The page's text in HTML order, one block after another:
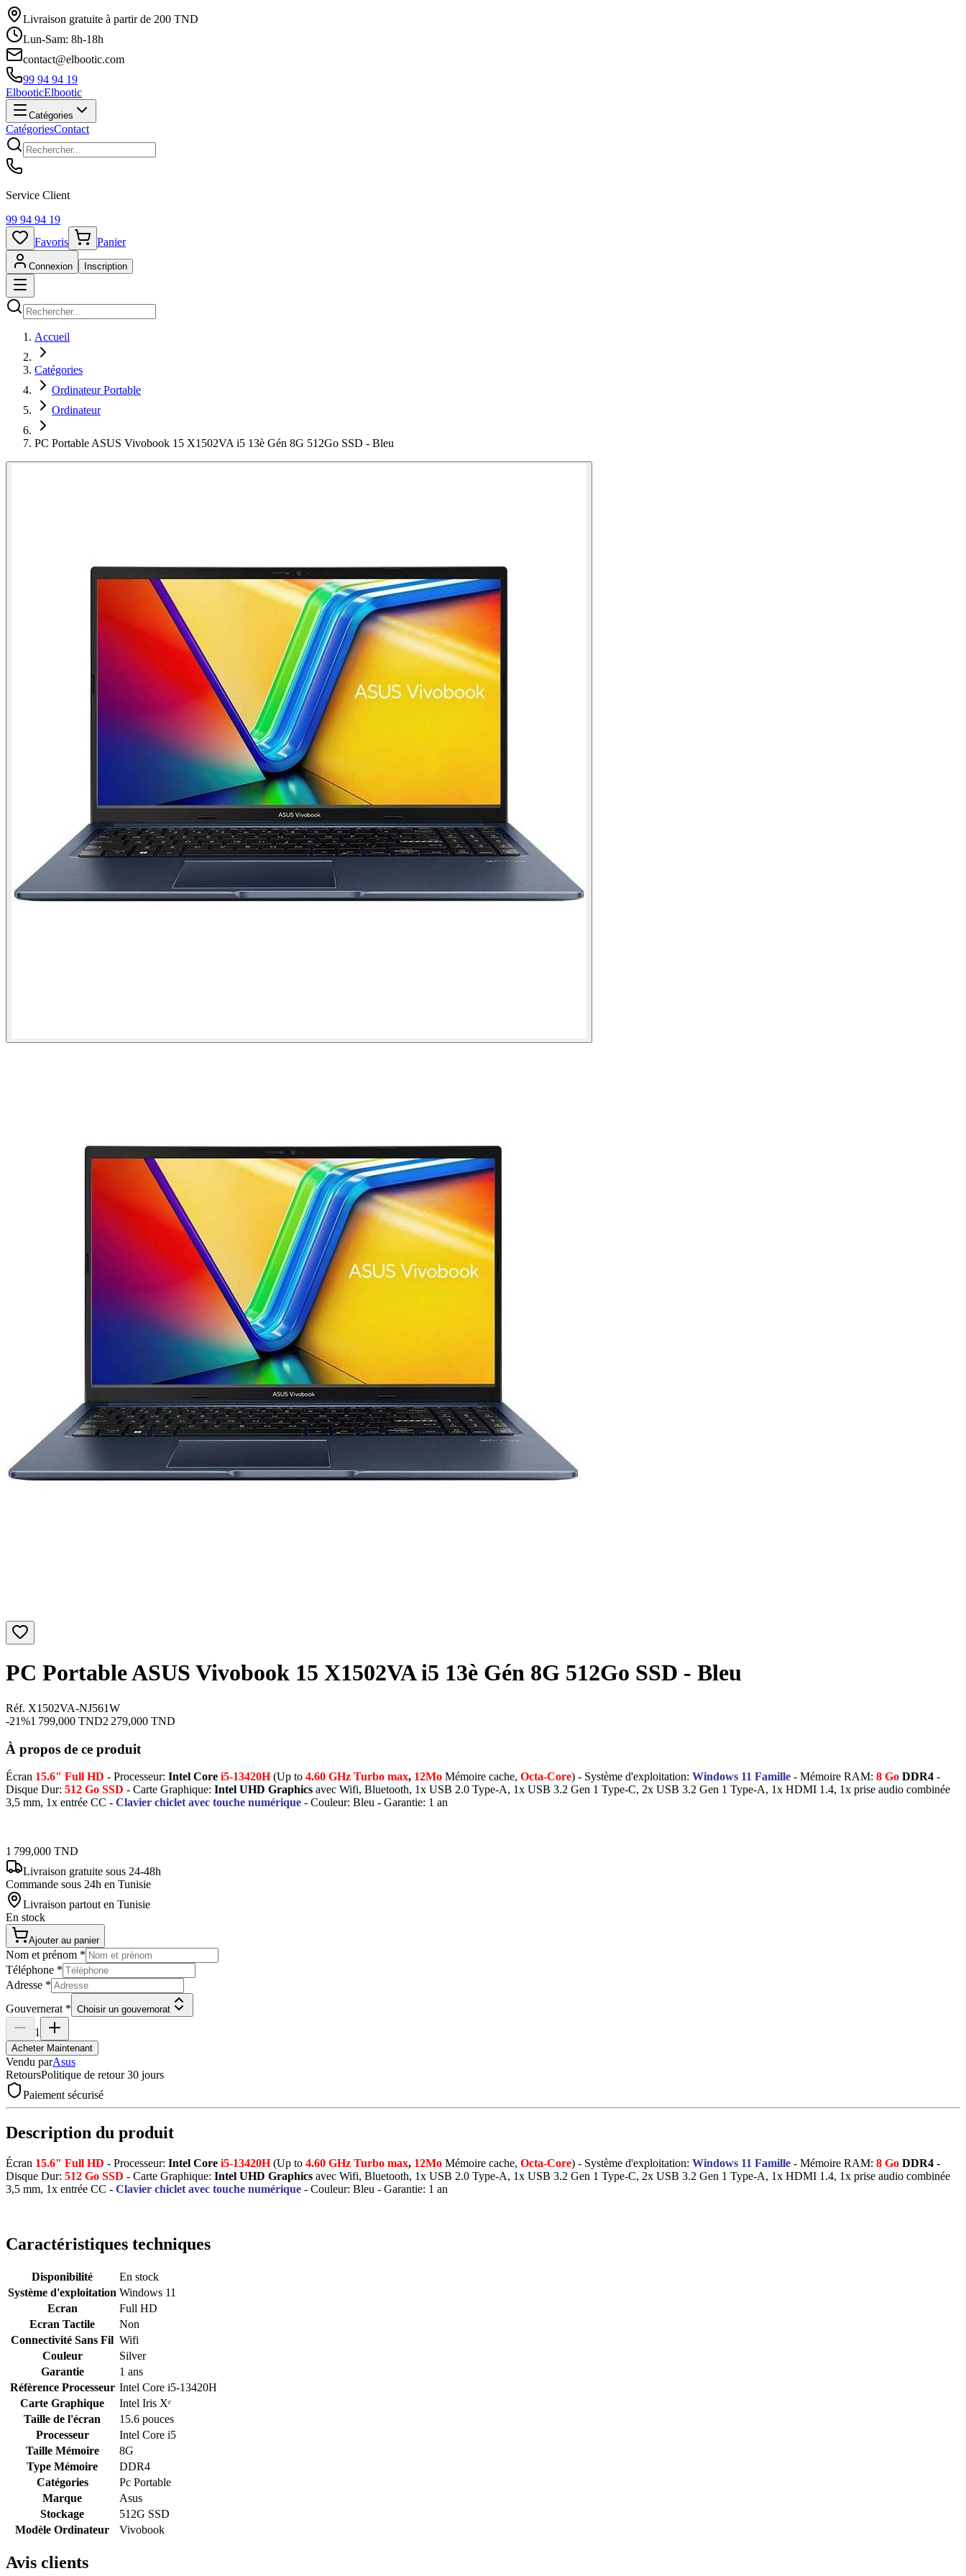
Livraison gratuite à partir de 200 TND
Lun-Sam: 8h-18h
contact@elbootic.com
99 94 94 19
ElbooticElbootic
Catégories
CatégoriesContact
Service Client
99 94 94 19
Favoris
Panier
Connexion Inscription
Accueil
Catégories
Ordinateur Portable
Ordinateur
PC Portable ASUS Vivobook 15 X1502VA i5 13è Gén 8G 512Go SSD - Bleu
PC Portable ASUS Vivobook 15 X1502VA i5 13è Gén 8G 512Go SSD - Bleu
Réf. X1502VA-NJ561W
-21%1 799,000 TND2 279,000 TND
À propos de ce produit
Écran 15.6" Full HD - Processeur: Intel Core i5-13420H(Up to 4.60 GHz Turbo max, 12Mo Mémoire cache, Octa-Core) - Système d'exploitation: Windows 11 Famille - Mémoire RAM: 8 Go DDR4 -
Disque Dur: 512 Go SSD - Carte Graphique: Intel UHD Graphics avec Wifi, Bluetooth, 1x USB 2.0 Type-A, 1x USB 3.2 Gen 1 Type-C, 2x USB 3.2 Gen 1 Type-A, 1x HDMI 1.4, 1x prise audio combinée
3,5 mm, 1x entrée CC - Clavier chiclet avec touche numérique - Couleur: Bleu - Garantie: 1 an
1 799,000 TND
Livraison gratuite sous 24-48h
Commande sous 24h en Tunisie
Livraison partout en Tunisie
En stock
Ajouter au panier
Nom et prénom *
Téléphone *
Adresse *
Gouvernerat * Choisir un gouvernorat
1
Acheter Maintenant
Vendu parAsus
RetoursPolitique de retour 30 jours
Paiement sécurisé
Description du produit
Écran 15.6" Full HD - Processeur: Intel Core i5-13420H(Up to 4.60 GHz Turbo max, 12Mo Mémoire cache, Octa-Core) - Système d'exploitation: Windows 11 Famille - Mémoire RAM: 8 Go DDR4 -
Disque Dur: 512 Go SSD - Carte Graphique: Intel UHD Graphics avec Wifi, Bluetooth, 1x USB 2.0 Type-A, 1x USB 3.2 Gen 1 Type-C, 2x USB 3.2 Gen 1 Type-A, 1x HDMI 1.4, 1x prise audio combinée
3,5 mm, 1x entrée CC - Clavier chiclet avec touche numérique - Couleur: Bleu - Garantie: 1 an
Caractéristiques techniques
Disponibilité
En stock
Système d'exploitation Windows 11
Ecran
Full HD
Ecran Tactile
Non
Connectivité Sans Fil Wifi
Couleur
Silver
Garantie
1 ans
Réfèrence Processeur Intel Core i5-13420H
Carte Graphique
Intel Iris Xᵉ
Taille de l'écran
15.6 pouces
Processeur
Intel Core i5
Taille Mémoire
8G
Type Mémoire
DDR4
Catégories
Pc Portable
Marque
Asus
Stockage
512G SSD
Modèle Ordinateur
Vivobook
Avis clients